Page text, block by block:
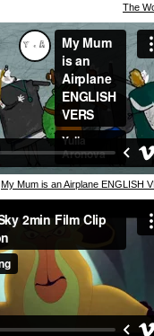
The
My Mum is an Airplane ENGLISH